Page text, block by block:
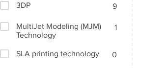
3DP 9
MultiJet Modeling (MJM)
Technology
1
SLA printing technology 0